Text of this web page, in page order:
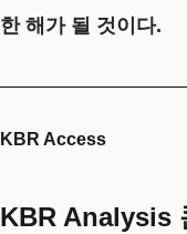
한 해가 될 것이다.
KBR Access
KBR Analysis